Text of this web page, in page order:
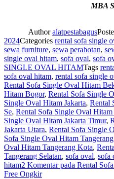
MBA
Authoralatpestabagus
2024Categories rental sofa single
sewa furniture, sewa perabotan,
single oval hitam, sofa oval, sofa
SINGLE OVAL HITAMTags
sofa oval hitam, rental sofa single
Rental Sofa Single Oval Hitam
Hitam Bogor, Rental Sofa Single
Single Oval Hitam Jakarta, Rental
Se, Rental Sofa Single Oval Hitam
Single Oval Hitam Jakarta Timur,
Jakarta Utara, Rental Sofa Single
Sofa Single Oval Hitam
Oval Hitam Tangerang Kota,
Tangerang Selatan, sofa oval, sofa
hitam2 Komentarpada Rental
Free Ongkir